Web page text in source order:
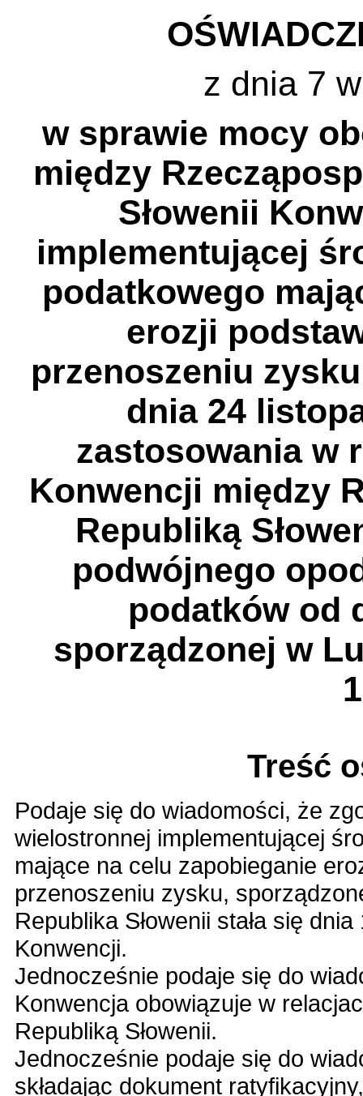
z dnia 7
w sprawie mocy
między
Słowenii
implementującej
podatkowego
erozji
przenoszeniu
dnia 24
zastosowania w
Konwencji między
Republiką
podwójnego
podatków od
sporządzonej w
Treść
Podaje się do wiadomości, że
wielostronnej implementującej
mające na celu zapobieganie
przenoszeniu zysku,
Republika Słowenii stała się
Konwencji.
Jednocześnie podaje się do
Konwencja obowiązuje w
Republiką Słowenii.
Jednocześnie podaje się do
składając dokument ratyfikacyjny,